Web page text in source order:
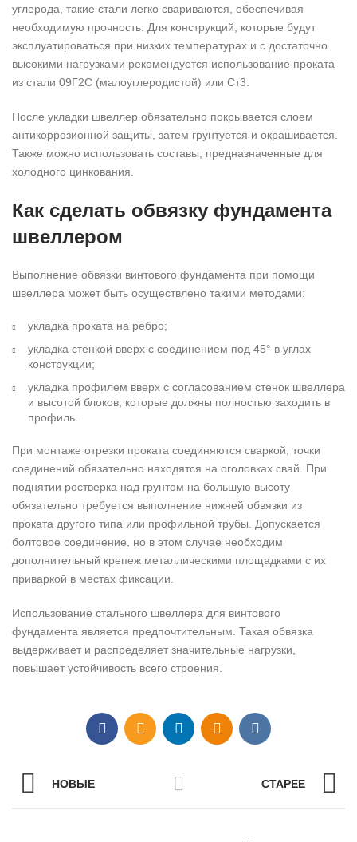
углерода, такие стали легко свариваются, обеспечивая
необходимую прочность. Для конструкций, которые будут
эксплуатироваться при низких температурах и с достаточно
высокими нагрузками рекомендуется использование проката
из стали 09Г2С (малоуглеродистой) или Ст3.
После укладки швеллер обязательно покрывается слоем
антикоррозионной защиты, затем грунтуется и окрашивается.
Также можно использовать составы, предназначенные для
холодного цинкования.
Как сделать обвязку фундамента
швеллером
Выполнение обвязки винтового фундамента при помощи
швеллера может быть осуществлено такими методами:
укладка проката на ребро;
укладка стенкой вверх с соединением под 45° в углах
конструкции;
укладка профилем вверх с согласованием стенок швеллера
и высотой блоков, которые должны полностью заходить в
профиль.
При монтаже отрезки проката соединяются сваркой, точки
соединений обязательно находятся на оголовках свай. При
поднятии ростверка над грунтом на большую высоту
обязательно требуется выполнение нижней обвязки из
проката другого типа или профильной трубы. Допускается
болтовое соединение, но в этом случае необходим
дополнительный крепеж металлическими площадками с их
приваркой в местах фиксации.
Использование стального швеллера для винтового
фундамента является предпочтительным. Такая обвязка
выдерживает и распределяет значительные нагрузки,
повышает устойчивость всего строения.
НОВЫЕ СТАРЕЕ